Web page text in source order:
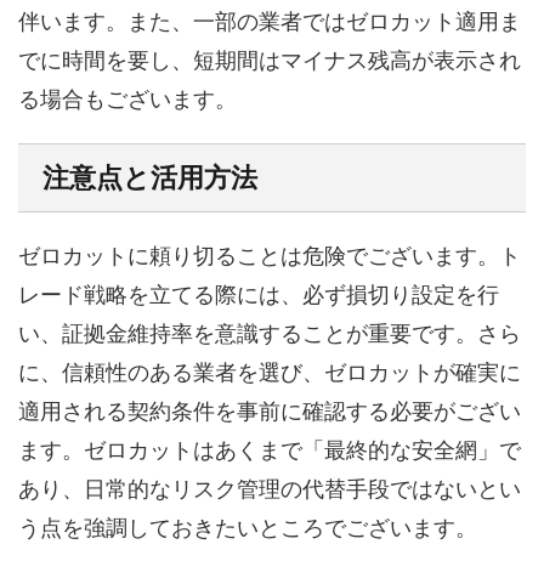
伴います。また、一部の業者ではゼロカット適用ま
でに時間を要し、短期間はマイナス残高が表示され
る場合もございます。
注意点と活用方法
ゼロカットに頼り切ることは危険でございます。ト
レード戦略を立てる際には、必ず損切り設定を行
い、証拠金維持率を意識することが重要です。さら
に、信頼性のある業者を選び、ゼロカットが確実に
適用される契約条件を事前に確認する必要がござい
ます。ゼロカットはあくまで「最終的な安全網」で
あり、日常的なリスク管理の代替手段ではないとい
う点を強調しておきたいところでございます。